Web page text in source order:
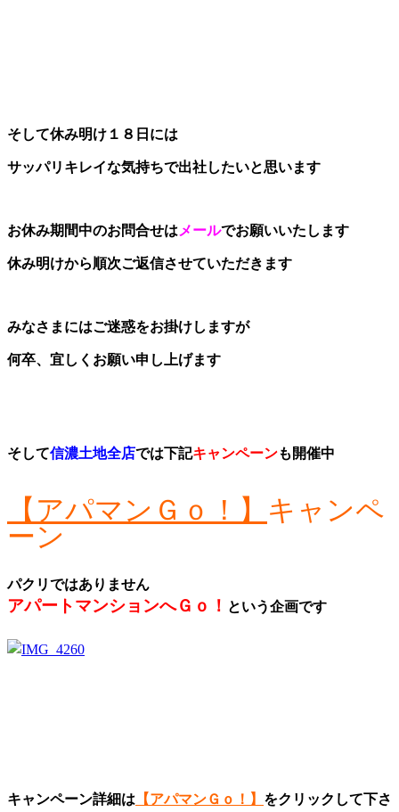
そして休み明け１８日には
サッパリキレイな気持ちで出社したいと思います
お休み期間中のお問合せは メールでお願いいたします
休み明けから順次ご返信させていただきます
みなさまにはご迷惑をお掛けしますが
何卒、宜しくお願い申し上げます
そして信濃土地全店では下記キャンペーンも開催中
【アパマンＧｏ！】 キャンペ
ーン
パクリではありません
アパートマンションへＧｏ！ という企画です
キャンペーン詳細は 【アパマンＧｏ！】 をクリックして下さ